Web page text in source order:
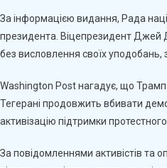
За інформацією видання, Рада
президента. Віцепрезидент Джей
без висловлення своїх уподобань,
Washington Post нагадує, що
Тегерані продовжить вбивати
активізацію підтримки протестного
За повідомленнями активістів та